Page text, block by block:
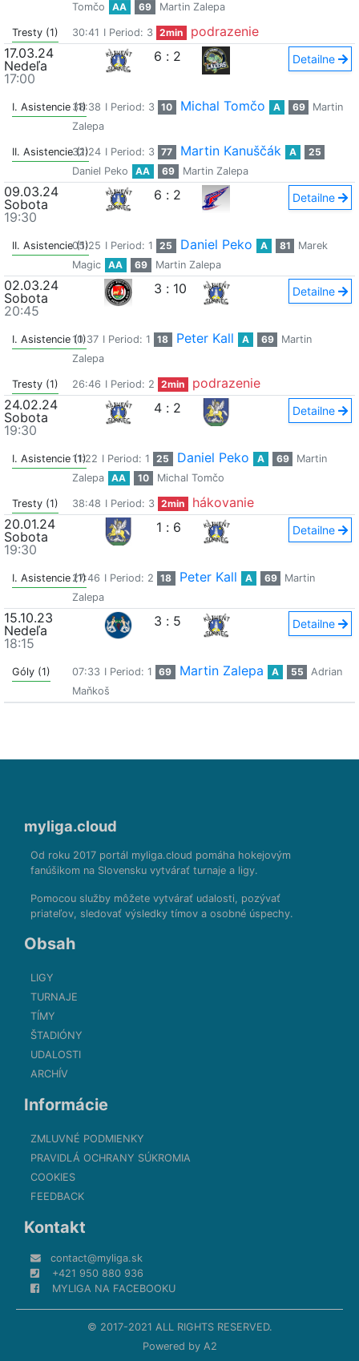
Tomčo
AA 69 Martin Zalepa
Tresty (1) 30:41 I Period: 3 2min
podrazenie
17.03.24
Nedeľa
17:00
6 : 2 Detailne
I. Asistencie (1)38:38 I Period: 3 10 Michal Tomčo A 69
Martin
Zalepa
II. Asistencie (1)
32:24 I Period: 3 77 Martin Kanuščák A
25
Daniel Peko
AA 69 Martin Zalepa
09.03.24
Sobota
19:30
6 : 2 Detailne
II. Asistencie (1)
05:25 I Period: 1 25 Daniel Peko A 81
Marek
Magic
AA 69 Martin Zalepa
02.03.24
Sobota
20:45
3 : 10 Detailne
I. Asistencie (1)10:37 I Period: 1 18 Peter Kall A 69
Martin
Zalepa
Tresty (1) 26:46 I Period: 2 2min
podrazenie
24.02.24
Sobota
19:30
4 : 2 Detailne
I. Asistencie (1)
11:22 I Period: 1 25 Daniel Peko A 69
Martin
Zalepa
AA 10 Michal Tomčo
Tresty (1) 38:48 I Period: 3 2min
hákovanie
20.01.24
Sobota
19:30
1 : 6 Detailne
I. Asistencie (1)27:46 I Period: 2 18 Peter Kall A 69
Martin
Zalepa
15.10.23
Nedeľa
18:15
3 : 5 Detailne
Góly (1) 07:33 I Period: 1 69 Martin Zalepa A 55
Adrian
Maňkoš
myliga.cloud
Od roku 2017 portál myliga.cloud pomáha hokejovým
fanúšikom na Slovensku vytvárať turnaje a ligy.
Pomocou služby môžete vytvárať udalosti, pozývať
priateľov, sledovať výsledky tímov a osobné úspechy.
Obsah
LIGY
TURNAJE
TÍMY
ŠTADIÓNY
UDALOSTI
ARCHÍV
Informácie
ZMLUVNÉ PODMIENKY
PRAVIDLÁ OCHRANY SÚKROMIA
COOKIES
FEEDBACK
Kontakt
contact@myliga.sk
+421 950 880 936
MYLIGA NA FACEBOOKU
© 2017-2021 ALL RIGHTS RESERVED.
Powered by A2